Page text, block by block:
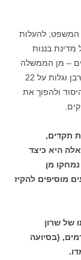
המשפט; להעלות
בננות
– מן הממשלה
דרך הכנסת ועד מרכז הליכוד ומתפקדיו; להביא חורבן וגלות על 22
ולהפוך את
תקדים,
היא כיצד
מן
מוסיפים להקיז
של שרון
(בסיועה